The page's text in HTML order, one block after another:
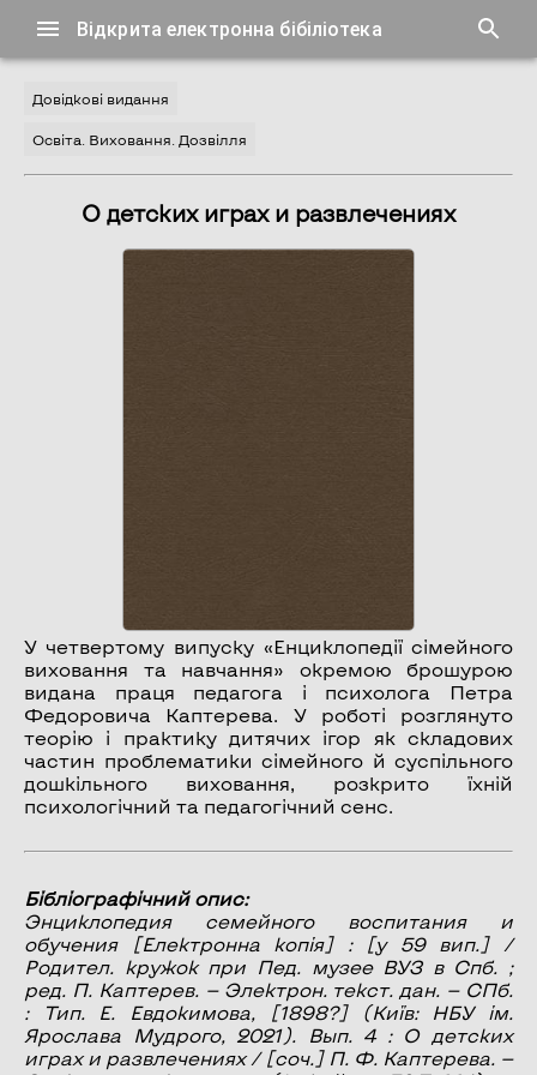
Відкрита електронна бібіліотека
Довідкові видання
Освіта. Виховання. Дозвілля
О детских играх и развлечениях
У четвертому випуску «Енциклопедії сімейного
виховання та навчання» окремою брошурою
видана праця педагога і психолога Петра
Федоровича Каптерева. У роботі розглянуто
теорію і практику дитячих ігор як складових
частин проблематики сімейного й суспільного
дошкільного виховання, розкрито їхній
психологічний та педагогічний сенс.
Бібліографічний опис:
Энциклопедия семейного воспитания и
обучения[Електронна копія] : [у 59 вип.] /
Родител. кружок при Пед. музее ВУЗ в Спб. ;
ред. П. Каптерев. — Электрон. текст. дан. — СПб.
: Тип. Е. Евдокимова, [1898?] (Київ: НБУ ім.
Ярослава Мудрого, 2021). Вып. 4 : О детских
играх и развлечениях/ [соч.] П. Ф. Каптерева. —